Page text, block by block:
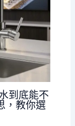
到底能不
，教你選